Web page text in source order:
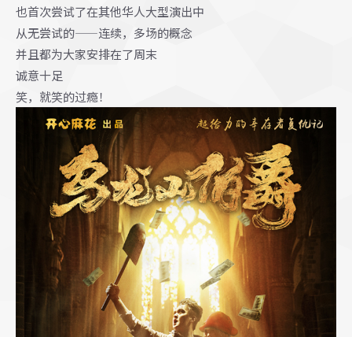
也首次尝试了在其他华人大型演出中
从无尝试的——连续，多场的概念
并且都为大家安排在了周末
诚意十足
笑，就笑的过瘾！